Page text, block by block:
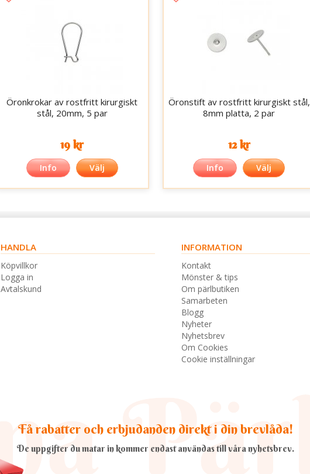
Öronkrokar av rostfritt kirurgiskt
stål, 20mm, 5 par
19 kr
Info Välj
Öronstift av rostfritt kirurgiskt stål,
8mm platta, 2 par
12 kr
Info Välj
HANDLA
Köpvillkor
Logga in
Avtalskund
INFORMATION
Kontakt
Mönster & tips
Om pärlbutiken
Samarbeten
Blogg
Nyheter
Nyhetsbrev
Om Cookies
Cookie inställningar
Få rabatter och erbjudanden direkt i din brevlåda!
De uppgifter du matar in kommer endast användas till våra nyhetsbrev.